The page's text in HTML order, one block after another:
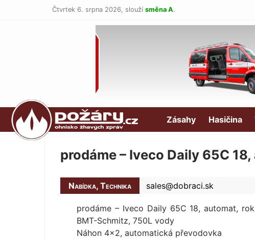
Čtvrtek 6. srpna 2026, slouží směna A.
POŽÁRY.cz Zásahy Hasičina
prodáme – Iveco Daily 65C
Nabídka, Technika sales@dobraci.sk
prodáme – Iveco Daily 65C 18, automat,
BMT-Schmitz, 750L vody
Náhon 4×2, automatická převodovka